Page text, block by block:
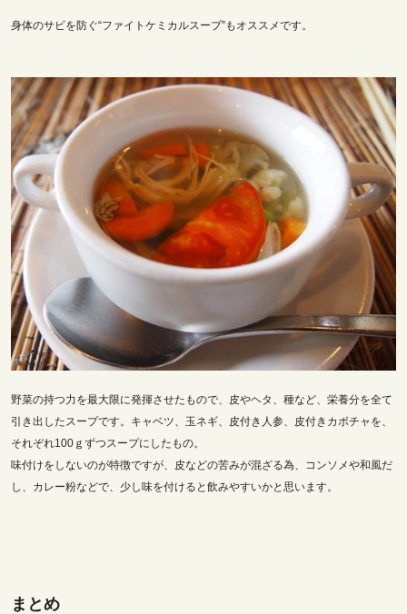
身体のサビを防ぐ“ファイトケミカルスープ”もオススメです。
野菜の持つ力を最大限に発揮させたもので、皮やヘタ、種など、栄養分を全て
引き出したスープです。キャベツ、玉ネギ、皮付き人参、皮付きカボチャを、
それぞれ100ｇずつスープにしたもの。
味付けをしないのが特徴ですが、皮などの苦みが混ざる為、コンソメや和風だ
し、カレー粉などで、少し味を付けると飲みやすいかと思います。
まとめ